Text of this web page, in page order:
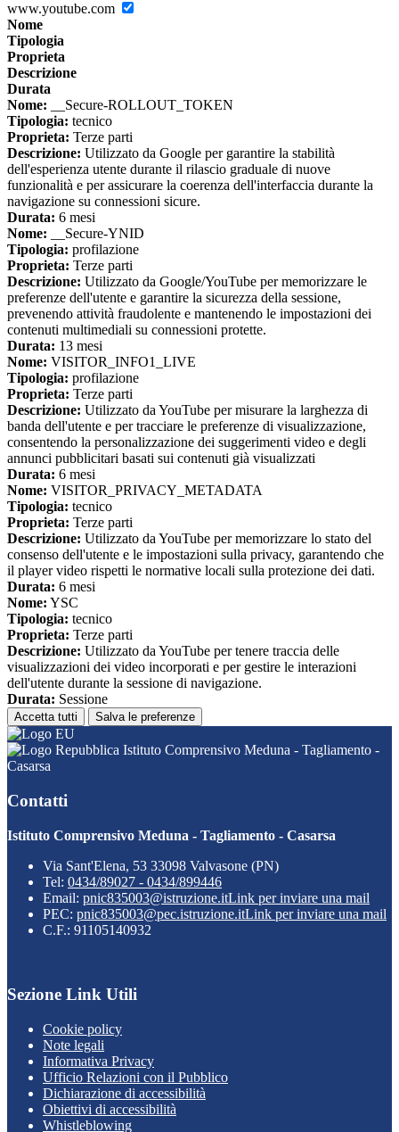
www.youtube.com
Nome
Tipologia
Proprieta
Descrizione
Durata
Nome: __Secure-ROLLOUT_TOKEN
Tipologia: tecnico
Proprieta: Terze parti
Descrizione: Utilizzato da Google per garantire la stabilità
dell'esperienza utente durante il rilascio graduale di nuove
funzionalità e per assicurare la coerenza dell'interfaccia durante la
navigazione su connessioni sicure.
Durata: 6 mesi
Nome: __Secure-YNID
Tipologia: profilazione
Proprieta: Terze parti
Descrizione: Utilizzato da Google/YouTube per memorizzare le
preferenze dell'utente e garantire la sicurezza della sessione,
prevenendo attività fraudolente e mantenendo le impostazioni dei
contenuti multimediali su connessioni protette.
Durata: 13 mesi
Nome: VISITOR_INFO1_LIVE
Tipologia: profilazione
Proprieta: Terze parti
Descrizione: Utilizzato da YouTube per misurare la larghezza di
banda dell'utente e per tracciare le preferenze di visualizzazione,
consentendo la personalizzazione dei suggerimenti video e degli
annunci pubblicitari basati sui contenuti già visualizzati
Durata: 6 mesi
Nome: VISITOR_PRIVACY_METADATA
Tipologia: tecnico
Proprieta: Terze parti
Descrizione: Utilizzato da YouTube per memorizzare lo stato del
consenso dell'utente e le impostazioni sulla privacy, garantendo che
il player video rispetti le normative locali sulla protezione dei dati.
Durata: 6 mesi
Nome: YSC
Tipologia: tecnico
Proprieta: Terze parti
Descrizione: Utilizzato da YouTube per tenere traccia delle
visualizzazioni dei video incorporati e per gestire le interazioni
dell'utente durante la sessione di navigazione.
Durata: Sessione
Accetta tutti Salva le preferenze
Istituto Comprensivo Meduna - Tagliamento -
Casarsa
Contatti
Istituto Comprensivo Meduna - Tagliamento - Casarsa
Via Sant'Elena, 53 33098 Valvasone (PN)
Tel: 0434/89027 - 0434/899446
Email: pnic835003@istruzione.itLink per inviare una mail
PEC: pnic835003@pec.istruzione.itLink per inviare una mail
C.F.: 91105140932
Sezione Link Utili
Cookie policy
Note legali
Informativa Privacy
Ufficio Relazioni con il Pubblico
Dichiarazione di accessibilità
Obiettivi di accessibilità
Whistleblowing